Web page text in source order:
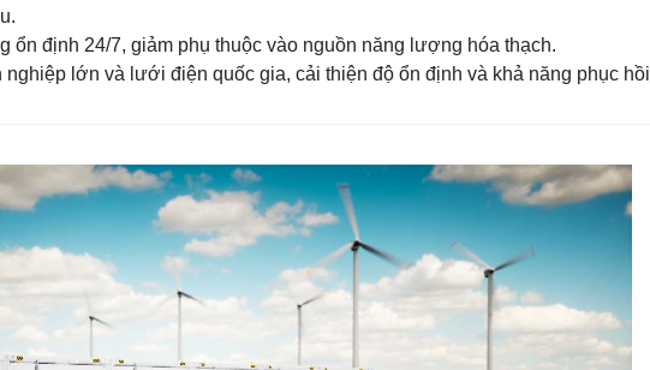
ổn định 24/7, giảm phụ thuộc vào nguồn năng lượng hóa thạch.
nghiệp lớn và lưới điện quốc gia, cải thiện độ ổn định và khả năng phục hồi